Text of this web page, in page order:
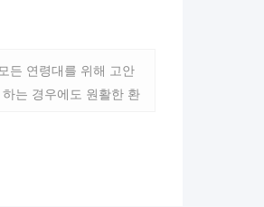
든 연령대를 위해 고안
는 경우에도 원활한 환